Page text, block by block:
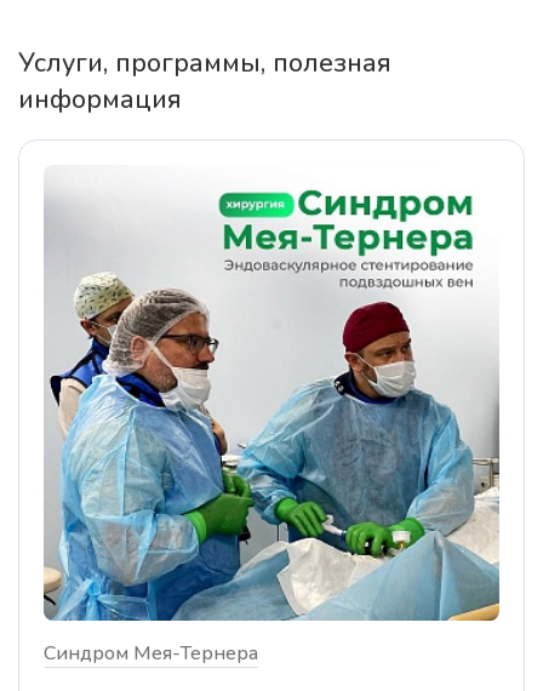
Услуги, программы, полезная
информация
Синдром Мея-Тернера